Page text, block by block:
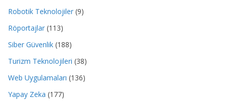
Robotik Teknolojiler (9)
Röportajlar (113)
Siber Güvenlik (188)
Turizm Teknolojileri (38)
Web Uygulamaları (136)
Yapay Zeka (177)